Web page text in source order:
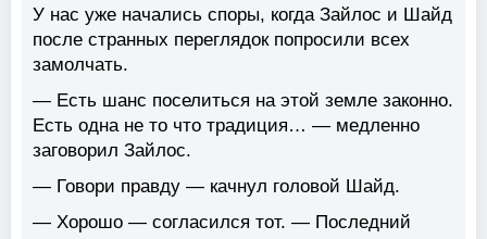
У нас уже начались споры, когда Зайлос и Шайд
после странных переглядок попросили всех
замолчать.
— Есть шанс поселиться на этой земле законно.
Есть одна не то что традиция… — медленно
заговорил Зайлос.
— Говори правду — качнул головой Шайд.
— Хорошо — согласился тот. — Последний